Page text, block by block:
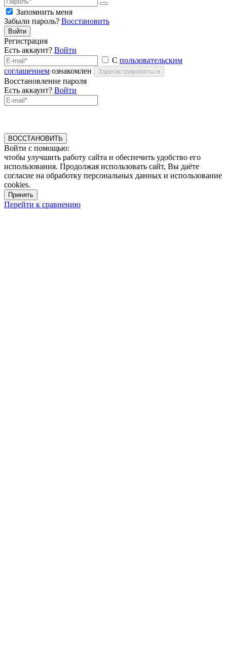
Запомнить меня
Забыли пароль? Восстановить
Войти
Регистрация
Есть аккаунт? Войти
С пользовательским
соглашением ознакомлен Зарегистрироваться
Восстановление пароля
Есть аккаунт? Войти
ВОССТАНОВИТЬ
Войти с помощью:
чтобы улучшить работу сайта и обеспечить удобство его
использования. Продолжая использовать сайт, Вы даёте
согласие на обработку персональных данных и использование
cookies.
Принять
Перейти к сравнению